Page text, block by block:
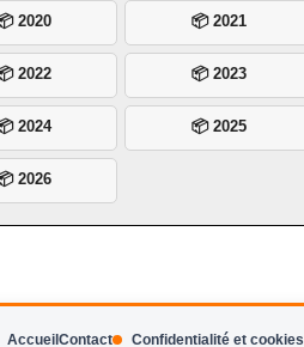
2020 📦 2021
2022 📦 2023
2024 📦 2025
2026
Accueil Contact Confidentialité et cookies